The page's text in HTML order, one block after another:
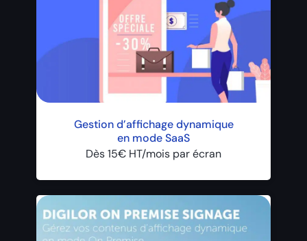
Gestion d’affichage dynamique
en mode SaaS
Dès 15€ HT/mois par écran